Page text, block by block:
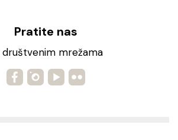
Pratite nas
društvenim mrežama